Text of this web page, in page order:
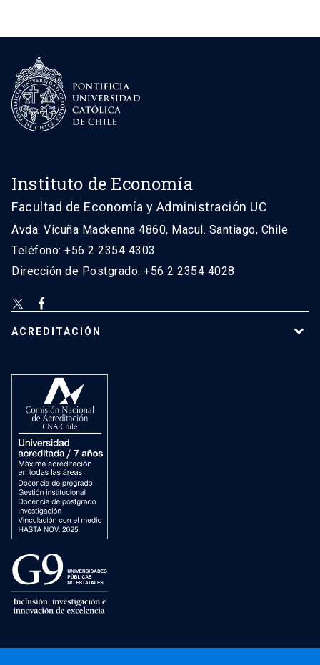
Instituto de Economía
Facultad de Economía y Administración UC
Avda. Vicuña Mackenna 4860, Macul. Santiago, Chile
Teléfono: +56 2 2354 4303
Dirección de Postgrado: +56 2 2354 4028
ACREDITACIÓN